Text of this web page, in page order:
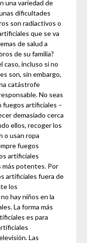
una variedad de
dificultades
son radiactivos o
que se va
de salud a
de su familia?
caso, incluso si no
son, sin embargo,
catástrofe
No seas
artificiales –
demasiado cerca
ellos, recoger los
o usan ropa
fuegos
artificiales
más potentes. Por
artificiales fuera de
los
hay niños en la
La forma más
es para
Las